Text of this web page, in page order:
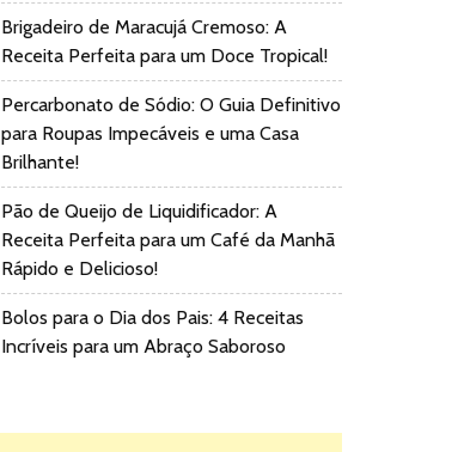
Brigadeiro de Maracujá Cremoso: A
Receita Perfeita para um Doce Tropical!
Percarbonato de Sódio: O Guia Definitivo
para Roupas Impecáveis e uma Casa
Brilhante!
Pão de Queijo de Liquidificador: A
Receita Perfeita para um Café da Manhã
Rápido e Delicioso!
Bolos para o Dia dos Pais: 4 Receitas
Incríveis para um Abraço Saboroso